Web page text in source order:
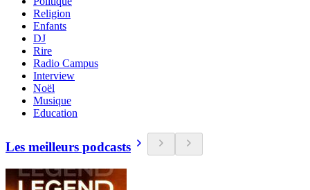
Religion
Enfants
DJ
Rire
Radio Campus
Interview
Noël
Musique
Education
Les meilleurs podcasts